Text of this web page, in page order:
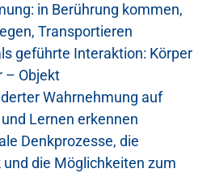
: in Berührung kommen,
Transportieren
geführte Interaktion: Körper
Objekt
Wahrnehmung auf
Lernen erkennen
Denkprozesse, die
und die Möglichkeiten zum